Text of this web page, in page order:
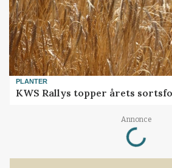
PLANTER
KWS Rallys topper årets
Annonce
Loading...